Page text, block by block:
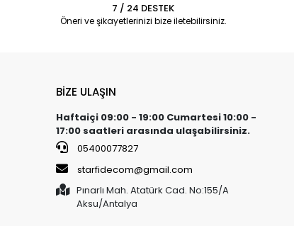
7 / 24 DESTEK
Öneri ve şikayetlerinizi bize iletebilirsiniz.
BİZE ULAŞIN
Haftaiçi 09:00 - 19:00 Cumartesi 10:00 -
17:00 saatleri arasında ulaşabilirsiniz.
05400077827
starfidecom@gmail.com
Pınarlı Mah. Atatürk Cad. No:155/A
Aksu/Antalya